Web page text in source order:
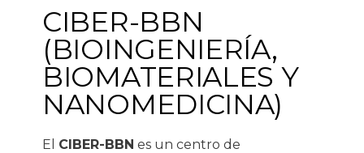
CIBER-BBN
(BIOINGENIERÍA,
BIOMATERIALES Y
NANOMEDICINA)
El CIBER-BBN es un centro de